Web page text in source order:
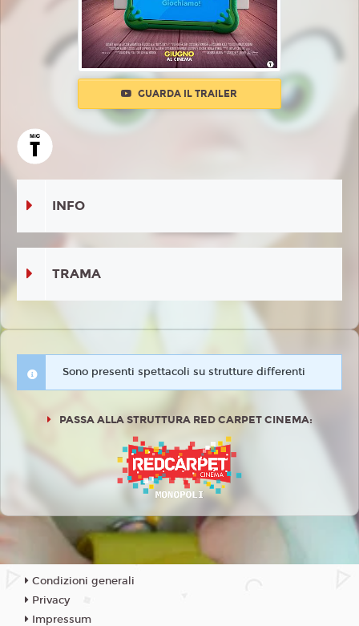
GUARDA IL TRAILER
INFO
TRAMA
Sono presenti spettacoli su strutture differenti
PASSA ALLA STRUTTURA RED CARPET CINEMA:
Condizioni generali
Privacy
Impressum